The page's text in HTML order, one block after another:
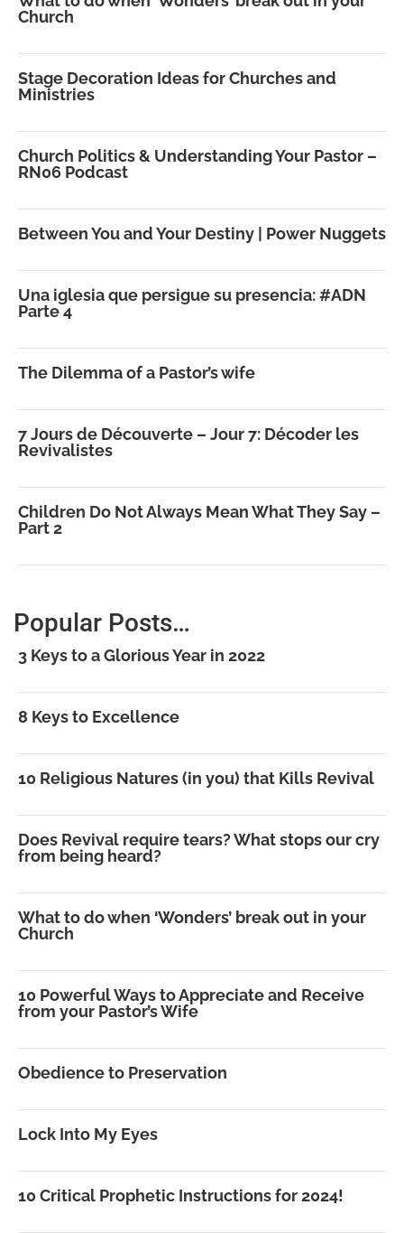
Church
Stage Decoration Ideas for Churches and
Ministries
Church Politics & Understanding Your Pastor –
RN06 Podcast
Between You and Your Destiny | Power Nuggets
Una iglesia que persigue su presencia: #ADN
Parte 4
The Dilemma of a Pastor’s wife
7 Jours de Découverte – Jour 7: Décoder les
Revivalistes
Children Do Not Always Mean What They Say –
Part 2
Popular Posts…
3 Keys to a Glorious Year in 2022
8 Keys to Excellence
10 Religious Natures (in you) that Kills Revival
Does Revival require tears? What stops our cry
from being heard?
What to do when ‘Wonders’ break out in your
Church
10 Powerful Ways to Appreciate and Receive
from your Pastor’s Wife
Obedience to Preservation
Lock Into My Eyes
10 Critical Prophetic Instructions for 2024!